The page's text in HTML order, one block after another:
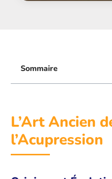
Sommaire
L’Art Ancien
l’Acupression